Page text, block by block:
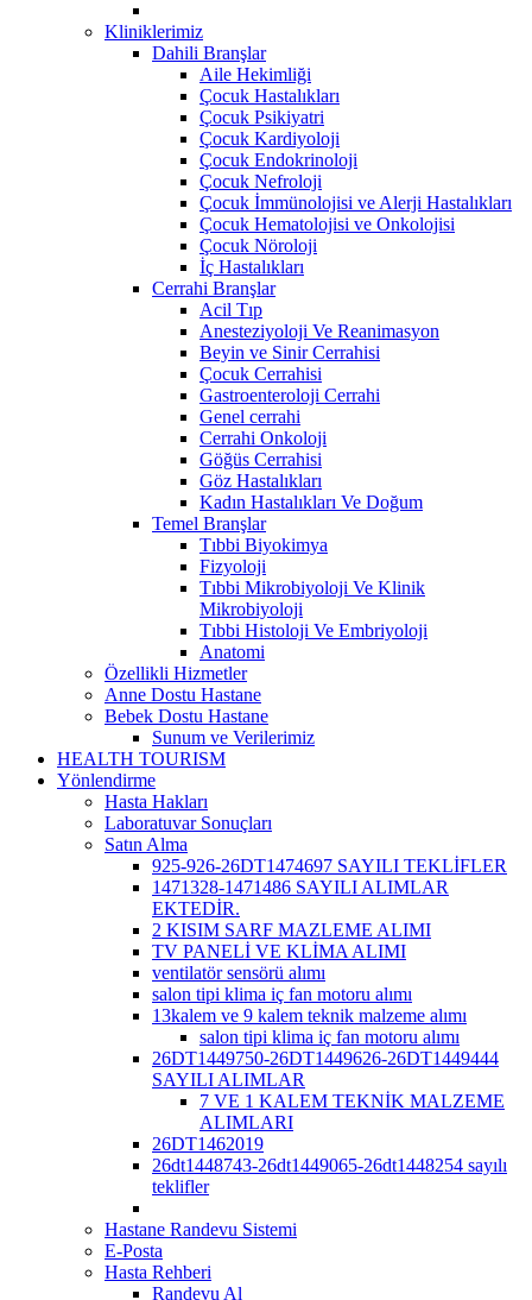
Kliniklerimiz
Dahili Branşlar
Aile Hekimliği
Çocuk Hastalıkları
Çocuk Psikiyatri
Çocuk Kardiyoloji
Çocuk Endokrinoloji
Çocuk Nefroloji
Çocuk İmmünolojisi ve Alerji Hastalıkları
Çocuk Hematolojisi ve Onkolojisi
Çocuk Nöroloji
İç Hastalıkları
Cerrahi Branşlar
Acil Tıp
Anesteziyoloji Ve Reanimasyon
Beyin ve Sinir Cerrahisi
Çocuk Cerrahisi
Gastroenteroloji Cerrahi
Genel cerrahi
Cerrahi Onkoloji
Göğüs Cerrahisi
Göz Hastalıkları
Kadın Hastalıkları Ve Doğum
Temel Branşlar
Tıbbi Biyokimya
Fizyoloji
Tıbbi Mikrobiyoloji Ve Klinik
Mikrobiyoloji
Tıbbi Histoloji Ve Embriyoloji
Anatomi
Özellikli Hizmetler
Anne Dostu Hastane
Bebek Dostu Hastane
Sunum ve Verilerimiz
HEALTH TOURISM
Yönlendirme
Hasta Hakları
Laboratuvar Sonuçları
Satın Alma
925-926-26DT1474697 SAYILI TEKLİFLER
1471328-1471486 SAYILI ALIMLAR
EKTEDİR.
2 KISIM SARF MAZLEME ALIMI
TV PANELİ VE KLİMA ALIMI
ventilatör sensörü alımı
salon tipi klima iç fan motoru alımı
13kalem ve 9 kalem teknik malzeme alımı
salon tipi klima iç fan motoru alımı
26DT1449750-26DT1449626-26DT1449444
SAYILI ALIMLAR
7 VE 1 KALEM TEKNİK MALZEME
ALIMLARI
26DT1462019
26dt1448743-26dt1449065-26dt1448254 sayılı
teklifler
Hastane Randevu Sistemi
E-Posta
Hasta Rehberi
Randevu Al